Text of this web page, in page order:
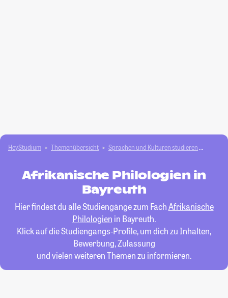
HeyStudium Themenübersicht Sprachen und Kulturen studieren
Afrikanische Philologien in
Bayreuth
Hier findest du alle Studiengänge zum FachAfrikanische
Philologien in Bayreuth.
Klick auf die Studiengangs-Profile, um dich zu Inhalten,
Bewerbung, Zulassung
und vielen weiteren Themen zu informieren.